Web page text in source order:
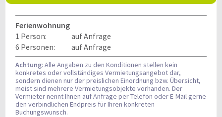
Ferienwohnung
1 Person:
auf Anfrage
6 Personen:
auf Anfrage
Achtung: Alle Angaben zu den Konditionen stellen kein
konkretes oder vollständiges Vermietungsangebot dar,
sondern dienen nur der preislichen Einordnung bzw. Übersicht,
meist sind mehrere Vermietungsobjekte vorhanden. Der
Vermieter nennt Ihnen auf Anfrage per Telefon oder E-Mail gerne
den verbindlichen Endpreis für Ihren konkreten
Buchungswunsch.